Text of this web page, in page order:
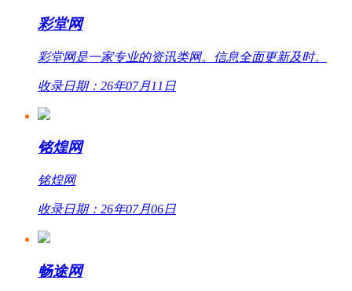
彩堂网
彩堂网是一家专业的资讯类网。信息全面更新及时。
收录日期：26年07月11日
铭煌网
铭煌网
收录日期：26年07月06日
畅途网